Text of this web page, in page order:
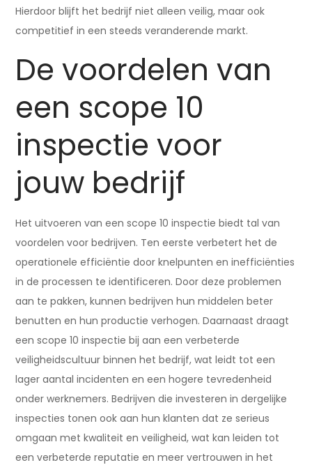
Hierdoor blijft het bedrijf niet alleen veilig, maar ook
competitief in een steeds veranderende markt.
De voordelen van
een scope 10
inspectie voor
jouw bedrijf
Het uitvoeren van een scope 10 inspectie biedt tal van
voordelen voor bedrijven. Ten eerste verbetert het de
operationele efficiëntie door knelpunten en inefficiënties
in de processen te identificeren. Door deze problemen
aan te pakken, kunnen bedrijven hun middelen beter
benutten en hun productie verhogen. Daarnaast draagt
een scope 10 inspectie bij aan een verbeterde
veiligheidscultuur binnen het bedrijf, wat leidt tot een
lager aantal incidenten en een hogere tevredenheid
onder werknemers. Bedrijven die investeren in dergelijke
inspecties tonen ook aan hun klanten dat ze serieus
omgaan met kwaliteit en veiligheid, wat kan leiden tot
een verbeterde reputatie en meer vertrouwen in het